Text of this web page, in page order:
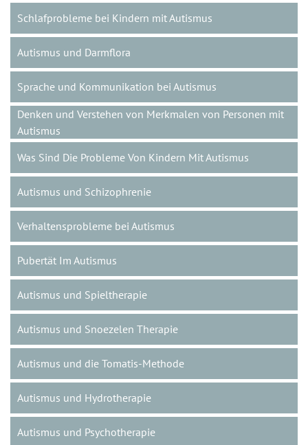
Schlafprobleme bei Kindern mit Autismus
Autismus und Darmflora
Sprache und Kommunikation bei Autismus
Denken und Verstehen von Merkmalen von Personen mit
Autismus
Was Sind Die Probleme Von Kindern Mit Autismus
Autismus und Schizophrenie
Verhaltensprobleme bei Autismus
Pubertät Im Autismus
Autismus und Spieltherapie
Autismus und Snoezelen Therapie
Autismus und die Tomatis-Methode
Autismus und Hydrotherapie
Autismus und Psychotherapie